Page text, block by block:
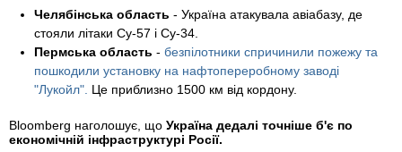
Челябінська область - Україна атакувала авіабазу, де
стояли літаки Су-57 і Су-34.
Пермська область - безпілотники спричинили пожежу та
пошкодили установку на нафтопереробному заводі
"Лукойл". Це приблизно 1500 км від кордону.
Bloomberg наголошує, що Україна дедалі точніше б'є по
економічній інфраструктурі Росії.